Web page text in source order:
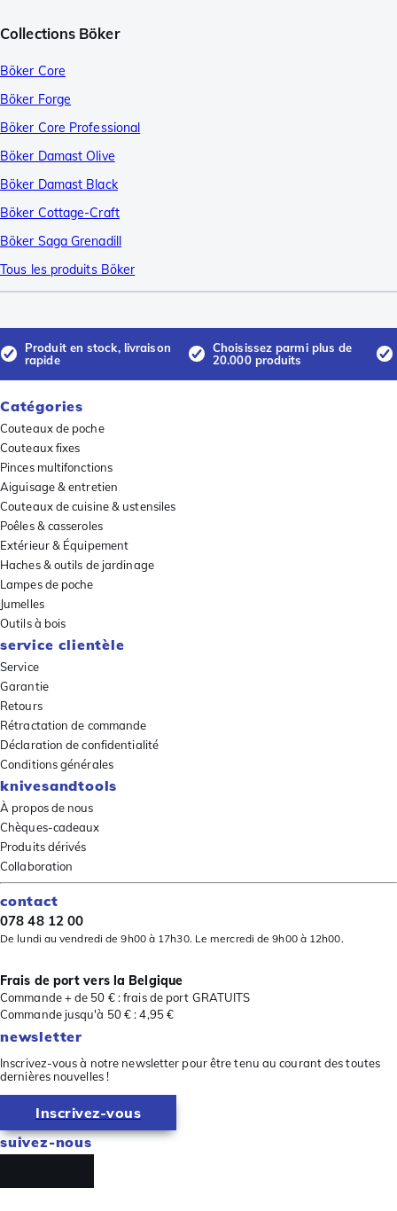
Collections Böker
Böker Core
Böker Forge
Böker Core Professional
Böker Damast Olive
Böker Damast Black
Böker Cottage-Craft
Böker Saga Grenadill
Tous les produits Böker
Produit en stock, livraison
rapide
Choisissez parmi plus de
20.000 produits
Catégories
Couteaux de poche
Couteaux fixes
Pinces multifonctions
Aiguisage & entretien
Couteaux de cuisine & ustensiles
Poêles & casseroles
Extérieur & Équipement
Haches & outils de jardinage
Lampes de poche
Jumelles
Outils à bois
service clientèle
Service
Garantie
Retours
Rétractation de commande
Déclaration de confidentialité
Conditions générales
knivesandtools
À propos de nous
Chèques-cadeaux
Produits dérivés
Collaboration
contact
078 48 12 00
De lundi au vendredi de 9h00 à 17h30. Le mercredi de 9h00 à 12h00.
Frais de port vers la Belgique
Commande + de 50 € : frais de port GRATUITS
Commande jusqu'à 50 € : 4,95 €
newsletter
Inscrivez-vous à notre newsletter pour être tenu au courant des toutes
dernières nouvelles !
Inscrivez-vous
suivez-nous